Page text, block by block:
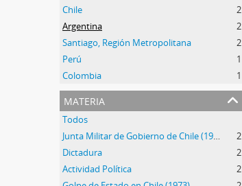
Chile
2
Argentina
2
Santiago, Región Metropolitana
2
Perú
1
Colombia
1
materia
Todos
Junta Militar de Gobierno de Chile (1973-1990)
2
Dictadura
2
Actividad Política
2